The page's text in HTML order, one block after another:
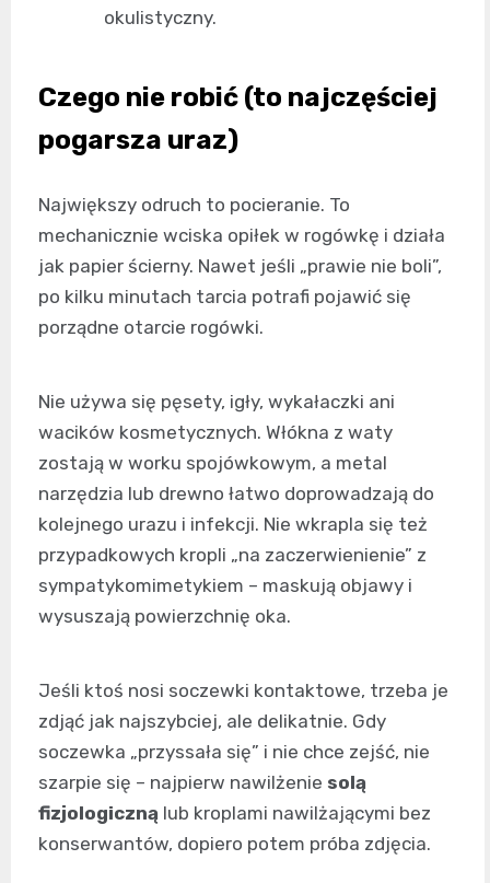
okulistyczny.
Czego nie robić (to najczęściej
pogarsza uraz)
Największy odruch to pocieranie. To
mechanicznie wciska opiłek w rogówkę i działa
jak papier ścierny. Nawet jeśli „prawie nie boli”,
po kilku minutach tarcia potrafi pojawić się
porządne otarcie rogówki.
Nie używa się pęsety, igły, wykałaczki ani
wacików kosmetycznych. Włókna z waty
zostają w worku spojówkowym, a metal
narzędzia lub drewno łatwo doprowadzają do
kolejnego urazu i infekcji. Nie wkrapla się też
przypadkowych kropli „na zaczerwienienie” z
sympatykomimetykiem – maskują objawy i
wysuszają powierzchnię oka.
Jeśli ktoś nosi soczewki kontaktowe, trzeba je
zdjąć jak najszybciej, ale delikatnie. Gdy
soczewka „przyssała się” i nie chce zejść, nie
szarpie się – najpierw nawilżenie solą
fizjologiczną lub kroplami nawilżającymi bez
konserwantów, dopiero potem próba zdjęcia.